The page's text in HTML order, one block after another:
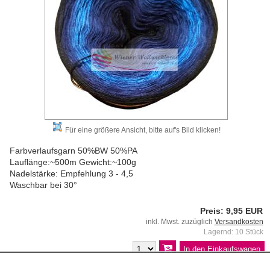
Für eine größere Ansicht, bitte auf's Bild klicken!
Farbverlaufsgarn 50%BW 50%PA
Lauflänge:~500m Gewicht:~100g
Nadelstärke: Empfehlung 3 - 4,5
Waschbar bei 30°
Preis: 9,95 EUR
inkl. Mwst. zuzüglich Versandkosten
Lagernd: 10 Stück